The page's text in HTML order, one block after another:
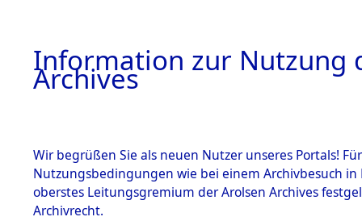
Information zur Nutzung
Archives
Wir begrüßen Sie als neuen Nutzer unseres Portals!
Nutzungsbedingungen wie bei einem Archivbesuch
oberstes Leitungsgremium der Arolsen Archives
Archivrecht.